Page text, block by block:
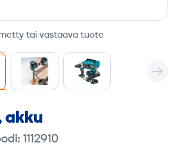
tai vastaava tuote
akku
1112910